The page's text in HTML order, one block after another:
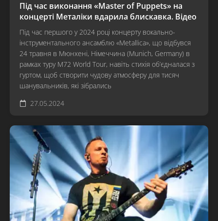
Під час виконання «Master of Puppets» на
концерті Металіки вдарила блискавка. Відео
Під час першого у 2024 році концерту вокально-
інструментального ансамблю «Metallica», що відбувся
24 травня в Мюнхені, Німеччина (Munich, Germany) в
рамках туру M72 World Tour, навіть стихія об’єдналася з
гуртом, щоб створити чудову атмосферу для тисяч
шанувальників, які зібрались
27.05.2024